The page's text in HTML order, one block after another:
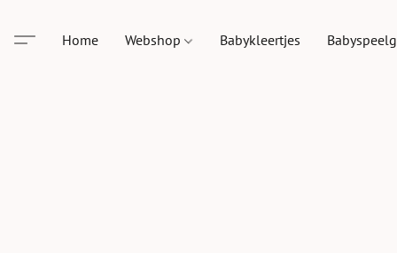
Home Webshop Babykleertjes